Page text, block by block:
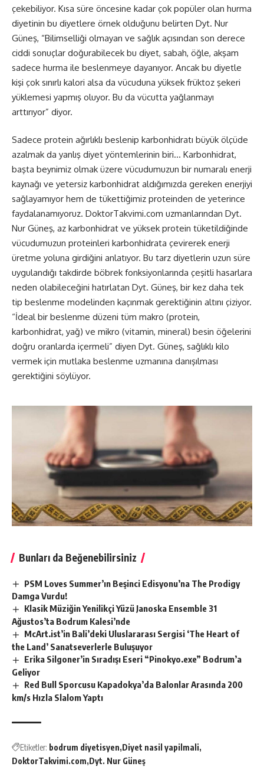
çekebiliyor. Kısa süre öncesine kadar çok popüler olan hurma
diyetinin bu diyetlere örnek olduğunu belirten Dyt. Nur
Güneş, “Bilimselliği olmayan ve sağlık açısından son derece
ciddi sonuçlar doğurabilecek bu diyet, sabah, öğle, akşam
sadece hurma ile beslenmeye dayanıyor. Ancak bu diyetle
kişi çok sınırlı kalori alsa da vücuduna yüksek früktoz şekeri
yüklemesi yapmış oluyor. Bu da vücutta yağlanmayı
arttırıyor” diyor.
Sadece protein ağırlıklı beslenip karbonhidratı büyük ölçüde
azalmak da yanlış diyet yöntemlerinin biri… Karbonhidrat,
başta beynimiz olmak üzere vücudumuzun bir numaralı enerji
kaynağı ve yetersiz karbonhidrat aldığımızda gereken enerjiyi
sağlayamıyor hem de tükettiğimiz proteinden de yeterince
faydalanamıyoruz. DoktorTakvimi.com uzmanlarından Dyt.
Nur Güneş, az karbonhidrat ve yüksek protein tüketildiğinde
vücudumuzun proteinleri karbonhidrata çevirerek enerji
üretme yoluna girdiğini anlatıyor. Bu tarz diyetlerin uzun süre
uygulandığı takdirde böbrek fonksiyonlarında çeşitli hasarlara
neden olabileceğini hatırlatan Dyt. Güneş, bir kez daha tek
tip beslenme modelinden kaçınmak gerektiğinin altını çiziyor.
“İdeal bir beslenme düzeni tüm makro (protein,
karbonhidrat, yağ) ve mikro (vitamin, mineral) besin öğelerini
doğru oranlarda içermeli” diyen Dyt. Güneş, sağlıklı kilo
vermek için mutlaka beslenme uzmanına danışılması
gerektiğini söylüyor.
Bunları da Beğenebilirsiniz
PSM Loves Summer’ın Beşinci Edisyonu’na The Prodigy
Damga Vurdu!
Klasik Müziğin Yenilikçi Yüzü Janoska Ensemble 31
Ağustos’ta Bodrum Kalesi’nde
McArt.ist’in Bali’deki Uluslararası Sergisi ‘The Heart of
the Land’ Sanatseverlerle Buluşuyor
Erika Silgoner’in Sıradışı Eseri “Pinokyo.exe” Bodrum’a
Geliyor
Red Bull Sporcusu Kapadokya’da Balonlar Arasında 200
km/s Hızla Slalom Yaptı
Etiketler: bodrum diyetisyen Diyet nasil yapilmali
DoktorTakvimi.com Dyt. Nur Güneş